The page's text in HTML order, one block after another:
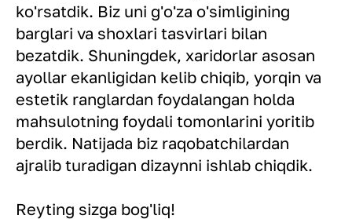
ko'rsatdik. Biz uni g'o'za o'simligining
barglari va shoxlari tasvirlari bilan
bezatdik. Shuningdek, xaridorlar asosan
ayollar ekanligidan kelib chiqib, yorqin va
estetik ranglardan foydalangan holda
mahsulotning foydali tomonlarini yoritib
berdik. Natijada biz raqobatchilardan
ajralib turadigan dizaynni ishlab chiqdik.
Reyting sizga bog'liq!